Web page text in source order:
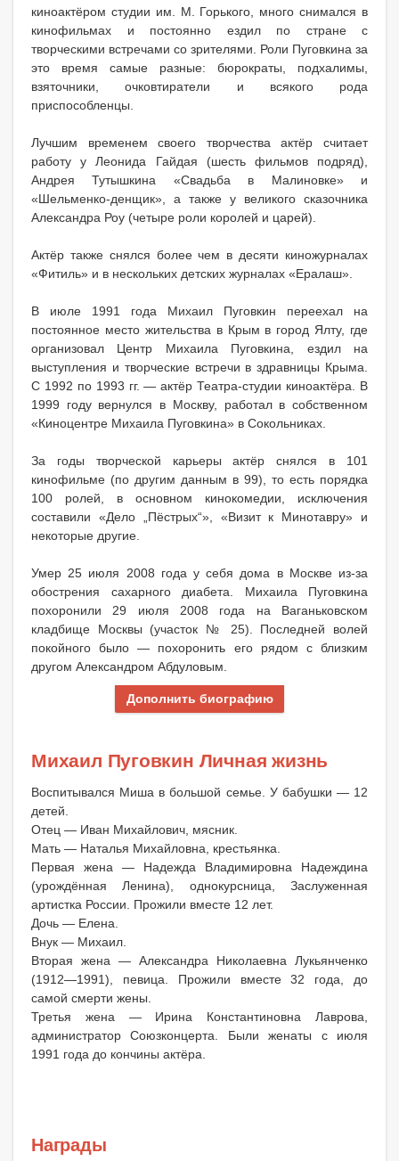
киноактёром студии им. М. Горького, много снимался в
кинофильмах и постоянно ездил по стране с
творческими встречами со зрителями. Роли Пуговкина за
это время самые разные: бюрократы, подхалимы,
взяточники, очковтиратели и всякого рода
приспособленцы.
Лучшим временем своего творчества актёр считает
работу у Леонида Гайдая (шесть фильмов подряд),
Андрея Тутышкина «Свадьба в Малиновке» и
«Шельменко-денщик», а также у великого сказочника
Александра Роу (четыре роли королей и царей).
Актёр также снялся более чем в десяти киножурналах
«Фитиль» и в нескольких детских журналах «Ералаш».
В июле 1991 года Михаил Пуговкин переехал на
постоянное место жительства в Крым в город Ялту, где
организовал Центр Михаила Пуговкина, ездил на
выступления и творческие встречи в здравницы Крыма.
С 1992 по 1993 гг. — актёр Театра-студии киноактёра. В
1999 году вернулся в Москву, работал в собственном
«Киноцентре Михаила Пуговкина» в Сокольниках.
За годы творческой карьеры актёр снялся в 101
кинофильме (по другим данным в 99), то есть порядка
100 ролей, в основном кинокомедии, исключения
составили «Дело „Пёстрых“», «Визит к Минотавру» и
некоторые другие.
Умер 25 июля 2008 года у себя дома в Москве из-за
обострения сахарного диабета. Михаила Пуговкина
похоронили 29 июля 2008 года на Ваганьковском
кладбище Москвы (участок № 25). Последней волей
покойного было — похоронить его рядом с близким
другом Александром Абдуловым.
Дополнить биографию
Михаил Пуговкин Личная жизнь
Воспитывался Миша в большой семье. У бабушки — 12
детей.
Отец — Иван Михайлович, мясник.
Мать — Наталья Михайловна, крестьянка.
Первая жена — Надежда Владимировна Надеждина
(урождённая Ленина), однокурсница, Заслуженная
артистка России. Прожили вместе 12 лет.
Дочь — Елена.
Внук — Михаил.
Вторая жена — Александра Николаевна Лукьянченко
(1912—1991), певица. Прожили вместе 32 года, до
самой смерти жены.
Третья жена — Ирина Константиновна Лаврова,
администратор Союзконцерта. Были женаты с июля
1991 года до кончины актёра.
Награды